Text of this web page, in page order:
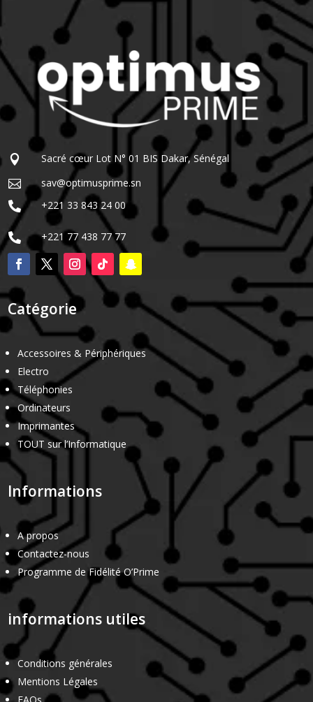
 Sacré cœur Lot N° 01 BIS Dakar, Sénégal
 sav@optimusprime.sn
 +221 33 843 24 00
 +221 77 438 77 77
Catégorie
Accessoires & Périphériques
Electro
Téléphonies
Ordinateurs
Imprimantes
TOUT sur l’Informatique
Informations
A propos
Contactez-nous
Programme de Fidélité O’Prime
informations utiles
Conditions générales
Mentions Légales
FAQs